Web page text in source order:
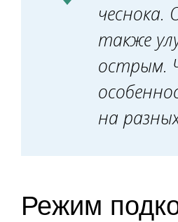
чеснока.
также
острым.
на
Режим